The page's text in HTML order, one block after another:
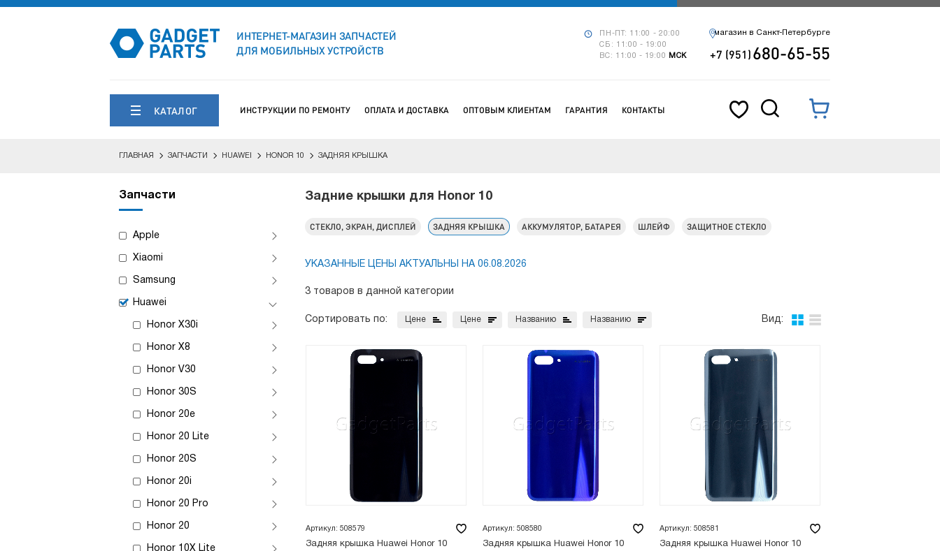
ИНТЕРНЕТ-МАГАЗИН ЗАПЧАСТЕЙ
ДЛЯ МОБИЛЬНЫХ УСТРОЙСТВ
ПН-ПТ: 11:00 - 20:00
СБ: 11:00 - 19:00
ВС: 11:00 - 19:00
МСК
магазин в Санкт-Петербурге
+7 (951)680-65-55
КАТАЛОГ ИНСТРУКЦИИ ПО РЕМОНТУ ОПЛАТА И ДОСТАВКА ОПТОВЫМ КЛИЕНТАМ ГАРАНТИЯ КОНТАКТЫ
ГЛАВНАЯ ЗАПЧАСТИ HUAWEI HONOR 10 ЗАДНЯЯ КРЫШКА
Запчасти
Apple
Xiaomi
Samsung
Huawei
Honor X30i
Honor X8
Honor V30
Honor 30S
Honor 20e
Honor 20 Lite
Honor 20S
Honor 20i
Honor 20 Pro
Honor 20
Honor 10X Lite
Задние крышки для Honor 10
СТЕКЛО, ЭКРАН, ДИСПЛЕЙ ЗАДНЯЯ КРЫШКА АККУМУЛЯТОР, БАТАРЕЯ ШЛЕЙФ ЗАЩИТНОЕ СТЕКЛО
УКАЗАННЫЕ ЦЕНЫ АКТУАЛЬНЫ НА 06.08.2026
3 товаров в данной категории
Вид:
Сортировать по: Цене Цене Названию Названию
Артикул: 508579
Задняя крышка Huawei Honor 10
Артикул: 508580
Задняя крышка Huawei Honor 10
Артикул: 508581
Задняя крышка Huawei Honor 10